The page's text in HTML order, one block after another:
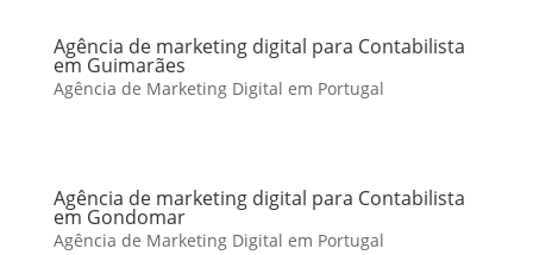
Agência de marketing digital para Contabilista
em Guimarães
Agência de Marketing Digital em Portugal
Agência de marketing digital para Contabilista
em Gondomar
Agência de Marketing Digital em Portugal